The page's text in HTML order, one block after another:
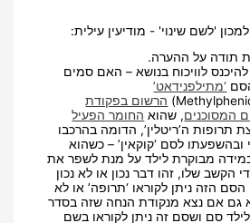
'לשם שינוי' - מודיעין עילית:
תודה על ההערה.
לוויכוח בנושא – האם סמים
‘מתילפנידאט’
הרשום בפקודת
המסוכנים, שהוא החומר הפעיל
תרופות ה’ריטלין’, הדומה בהרכבו
ובהשפעתו לסם ‘קוקאין’ – כשהוא
במידה מבוקרת לילד על מנת לשפר את
הקשב שלו, זהו דבר נכון או לא נכון
הזה ניתן לקוראו ‘תרופה’ או לא
גם אם נצא מנקודת הנחה שזה בסדר
סם ושסם זה ניתן לקוראו בשם